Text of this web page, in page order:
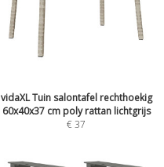
vidaXL Tuin salontafel rechthoekig
60x40x37 cm poly rattan lichtgrijs
€37